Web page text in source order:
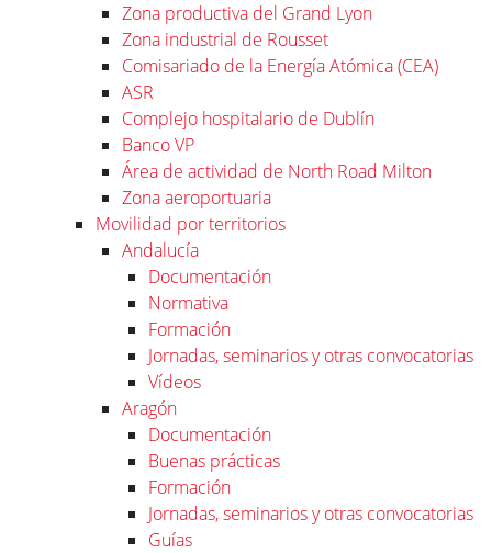
Zona productiva del Grand Lyon
Zona industrial de Rousset
Comisariado de la Energía Atómica (CEA)
ASR
Complejo hospitalario de Dublín
Banco VP
Área de actividad de North Road Milton
Zona aeroportuaria
Movilidad por territorios
Andalucía
Documentación
Normativa
Formación
Jornadas, seminarios y otras convocatorias
Vídeos
Aragón
Documentación
Buenas prácticas
Formación
Jornadas, seminarios y otras convocatorias
Guías